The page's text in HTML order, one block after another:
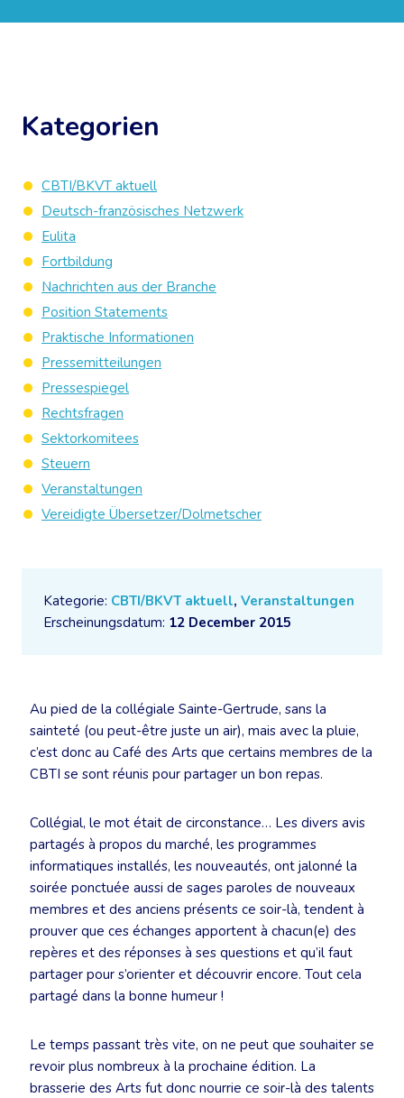
Kategorie: CBTI/BKVT aktuell, Veranstaltungen
Erscheinungsdatum: 12 December 2015
Au pied de la collégiale Sainte-Gertrude, sans la
sainteté (ou peut-être juste un air), mais avec la pluie,
c’est donc au Café des Arts que certains membres de la
CBTI se sont réunis pour partager un bon repas.
Collégial, le mot était de circonstance… Les divers avis
partagés à propos du marché, les programmes
informatiques installés, les nouveautés, ont jalonné la
soirée ponctuée aussi de sages paroles de nouveaux
membres et des anciens présents ce soir-là, tendent à
prouver que ces échanges apportent à chacun(e) des
repères et des réponses à ses questions et qu’il faut
partager pour s’orienter et découvrir encore. Tout cela
partagé dans la bonne humeur !
Le temps passant très vite, on ne peut que souhaiter se
revoir plus nombreux à la prochaine édition. La
brasserie des Arts fut donc nourrie ce soir-là des talents
Kategorien
CBTI/BKVT aktuell
Deutsch-französisches Netzwerk
Eulita
Fortbildung
Nachrichten aus der Branche
Position Statements
Praktische Informationen
Pressemitteilungen
Pressespiegel
Rechtsfragen
Sektorkomitees
Steuern
Veranstaltungen
Vereidigte Übersetzer/Dolmetscher